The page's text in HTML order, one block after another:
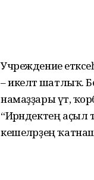
Учреждение
– икеләтә шатлыҡ.
намаҙҙары үтә,
“Ирәндектең
кешеләрҙең